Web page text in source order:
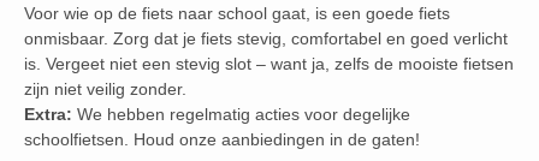
Voor wie op de fiets naar school gaat, is een goede fiets
onmisbaar. Zorg dat je fiets stevig, comfortabel en goed verlicht
is. Vergeet niet een stevig slot – want ja, zelfs de mooiste fietsen
zijn niet veilig zonder.
Extra: We hebben regelmatig acties voor degelijke
schoolfietsen. Houd onze aanbiedingen in de gaten!